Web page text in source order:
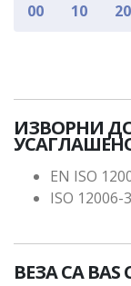
00 10 20
ИЗВОРНИ
EN ISO
ISO 12006-
ВЕЗА СА